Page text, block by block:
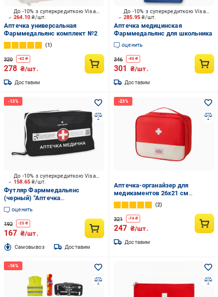
264.10₴/шт.
До -10% з суперкредиткою Visa Вигода
Аптечка универсальная
Фарммедальянс комплект №2
1
320 -42 ₴
278 ₴/шт.
Доставим
285.95₴/шт.
До -10% з суперкредиткою Visa Вигода
Аптечка медицинская
Фарммедальянс для школьника
оценить
346 -45 ₴
301 ₴/шт.
Доставим
158.65₴/шт.
До -10% з суперкредиткою Visa Вигода
Футляр Фарммедальянс
(черный) "Аптечка
медицинская"
оценить
192 -25 ₴
167 ₴/шт.
Cамовывоз Доставим
Аптечка-органайзер для
медикаментов 26x21 см
Красный (IBH054R)
2
321 -74 ₴
247 ₴/шт.
Доставим